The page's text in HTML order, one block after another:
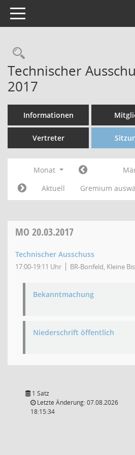
Toggle navigation
Technischer
2017
Informationen
Vertreter
Monat
Aktuell
Gremium
MO 20.03.2017
Technischer Ausschuss
17:00-19:11 Uhr BR-Bonfeld, Kleine
Bekanntmachung
Niederschrift öffentlich
1 Satz
Letzte Änderung: 07.08.2026
18:15:34